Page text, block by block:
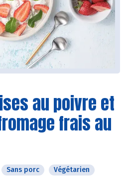
au poivre et
frais au
Sans porc Végétarien